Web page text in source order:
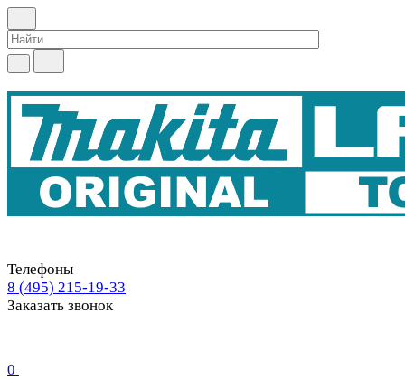
Телефоны
8 (495) 215-19-33
Заказать звонок
0